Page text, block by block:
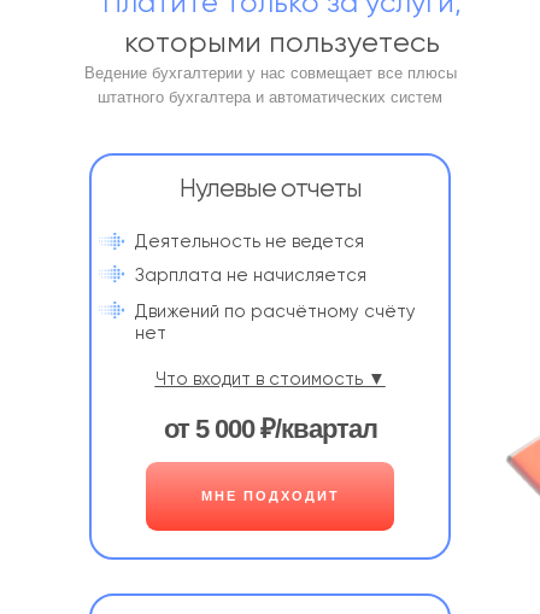
которыми пользуетесь
Ведение бухгалтерии у нас совмещает все плюсы
штатного бухгалтера и автоматических систем
Нулевые отчеты
Деятельность не ведется
Зарплата не начисляется
Движений по расчётному счёту
нет
Что входит в стоимость ▼
МНЕ ПОДХОДИТ
от 5 000 ₽/квартал